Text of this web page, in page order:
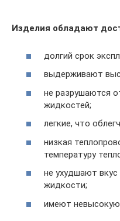
Изделия обладают
долгий срок
выдерживают
не разрушаются
жидкостей;
легкие, что
низкая
температуру
не ухудшают вкус
жидкости;
имеют невысокую